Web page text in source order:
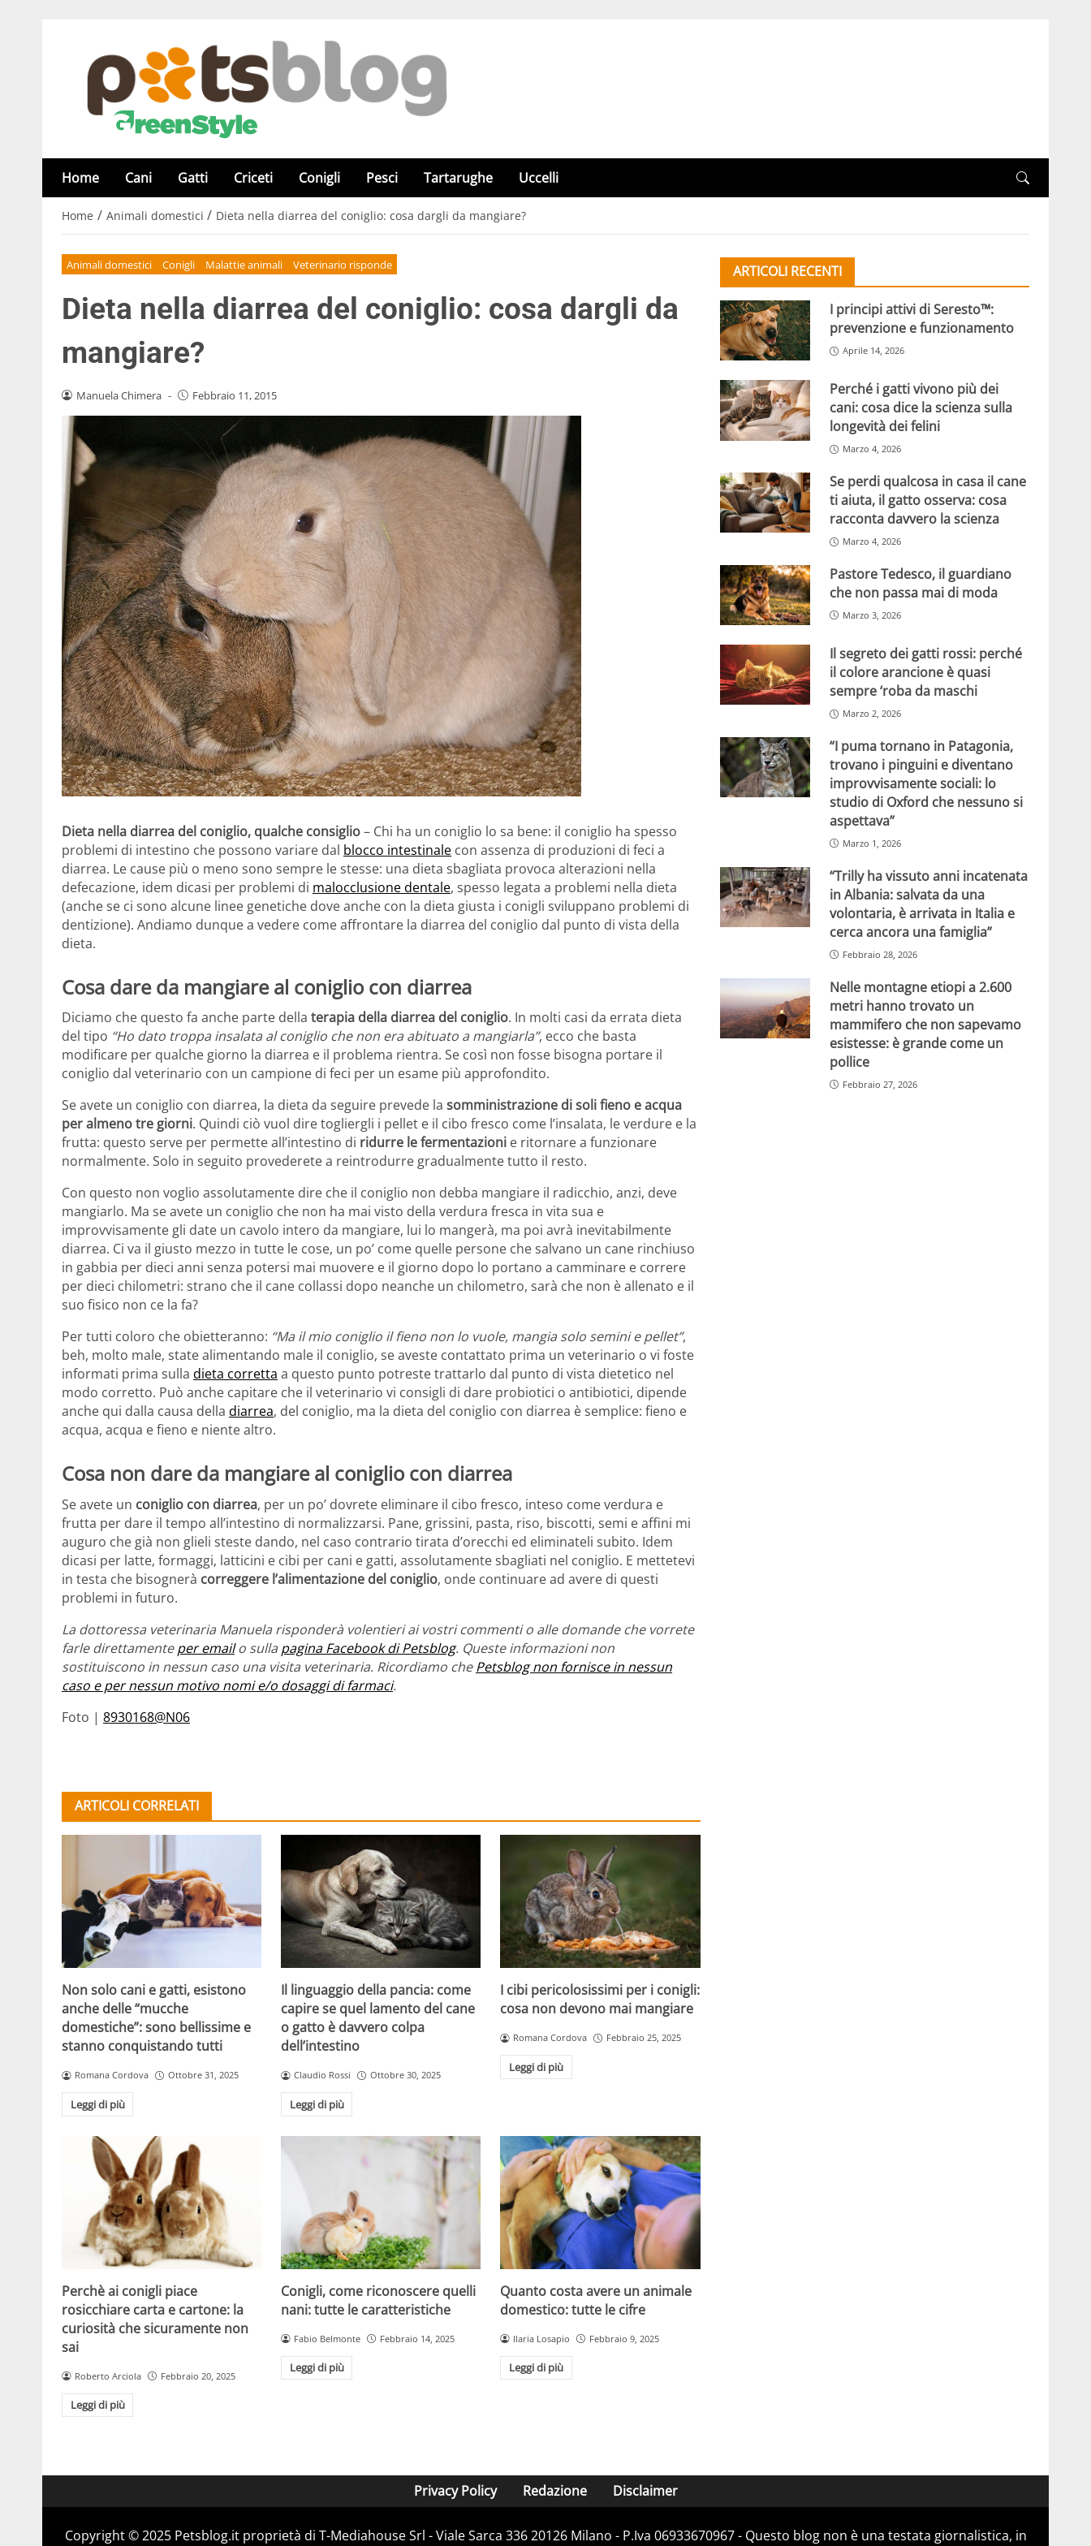
Home Cani Gatti Criceti Conigli Pesci Tartarughe Uccelli
Home / Animali domestici / Dieta nella diarrea del coniglio: cosa dargli da mangiare?
Animali domestici Conigli Malattie animali Veterinario risponde
Dieta nella diarrea del coniglio: cosa dargli da
mangiare?
Manuela Chimera - Febbraio 11, 2015
Dieta nella diarrea del coniglio, qualche consiglio– Chi ha un coniglio lo sa bene: il coniglio ha spesso
problemi di intestino che possono variare dal blocco intestinale con assenza di produzioni di feci a
diarrea. Le cause più o meno sono sempre le stesse: una dieta sbagliata provoca alterazioni nella
defecazione, idem dicasi per problemi di malocclusione dentale, spesso legata a problemi nella dieta
(anche se ci sono alcune linee genetiche dove anche con la dieta giusta i conigli sviluppano problemi di
dentizione). Andiamo dunque a vedere come affrontare la diarrea del coniglio dal punto di vista della
dieta.
Cosa dare da mangiare al coniglio con diarrea
Diciamo che questo fa anche parte della terapia della diarrea del coniglio. In molti casi da errata dieta
del tipo “Ho dato troppa insalata al coniglio che non era abituato a mangiarla”, ecco che basta
modificare per qualche giorno la diarrea e il problema rientra. Se così non fosse bisogna portare il
coniglio dal veterinario con un campione di feci per un esame più approfondito.
Se avete un coniglio con diarrea, la dieta da seguire prevede la somministrazione di soli fieno e acqua
per almeno tre giorni. Quindi ciò vuol dire togliergli i pellet e il cibo fresco come l’insalata, le verdure e la
frutta: questo serve per permette all’intestino di ridurre le fermentazioni e ritornare a funzionare
normalmente. Solo in seguito provederete a reintrodurre gradualmente tutto il resto.
Con questo non voglio assolutamente dire che il coniglio non debba mangiare il radicchio, anzi, deve
mangiarlo. Ma se avete un coniglio che non ha mai visto della verdura fresca in vita sua e
improvvisamente gli date un cavolo intero da mangiare, lui lo mangerà, ma poi avrà inevitabilmente
diarrea. Ci va il giusto mezzo in tutte le cose, un po’ come quelle persone che salvano un cane rinchiuso
in gabbia per dieci anni senza potersi mai muovere e il giorno dopo lo portano a camminare e correre
per dieci chilometri: strano che il cane collassi dopo neanche un chilometro, sarà che non è allenato e il
suo fisico non ce la fa?
Per tutti coloro che obietteranno: “Ma il mio coniglio il fieno non lo vuole, mangia solo semini e pellet”,
beh, molto male, state alimentando male il coniglio, se aveste contattato prima un veterinario o vi foste
informati prima sulla dieta corretta a questo punto potreste trattarlo dal punto di vista dietetico nel
modo corretto. Può anche capitare che il veterinario vi consigli di dare probiotici o antibiotici, dipende
anche qui dalla causa della diarrea, del coniglio, ma la dieta del coniglio con diarrea è semplice: fieno e
acqua, acqua e fieno e niente altro.
Cosa non dare da mangiare al coniglio con diarrea
Se avete un coniglio con diarrea, per un po’ dovrete eliminare il cibo fresco, inteso come verdura e
frutta per dare il tempo all’intestino di normalizzarsi. Pane, grissini, pasta, riso, biscotti, semi e affini mi
auguro che già non glieli steste dando, nel caso contrario tirata d’orecchi ed eliminateli subito. Idem
dicasi per latte, formaggi, latticini e cibi per cani e gatti, assolutamente sbagliati nel coniglio. E mettetevi
in testa che bisognerà correggere l’alimentazione del coniglio, onde continuare ad avere di questi
problemi in futuro.
La dottoressa veterinaria Manuela risponderà volentieri ai vostri commenti o alle domande che vorrete
farle direttamenteper emailo sulla pagina Facebook di Petsblog. Queste informazioni non
sostituiscono in nessun caso una visita veterinaria. Ricordiamo chePetsblog non fornisce in nessun
caso e per nessun motivo nomi e/o dosaggi di farmaci.
Foto | 8930168@N06
ARTICOLI CORRELATI
Non solo cani e gatti, esistono
anche delle “mucche
domestiche”: sono bellissime e
stanno conquistando tutti
Romana Cordova Ottobre 31, 2025
Leggi di più
Il linguaggio della pancia: come
capire se quel lamento del cane
o gatto è davvero colpa
dell’intestino
Claudio Rossi Ottobre 30, 2025
Leggi di più
I cibi pericolosissimi per i conigli:
cosa non devono mai mangiare
Romana Cordova Febbraio 25, 2025
Leggi di più
Perchè ai conigli piace
rosicchiare carta e cartone: la
curiosità che sicuramente non
sai
Roberto Arciola Febbraio 20, 2025
Leggi di più
Conigli, come riconoscere quelli
nani: tutte le caratteristiche
Fabio Belmonte Febbraio 14, 2025
Leggi di più
Quanto costa avere un animale
domestico: tutte le cifre
Ilaria Losapio Febbraio 9, 2025
Leggi di più
ARTICOLI RECENTI
I principi attivi di Seresto™:
prevenzione e funzionamento
Aprile 14, 2026
Perché i gatti vivono più dei
cani: cosa dice la scienza sulla
longevità dei felini
Marzo 4, 2026
Se perdi qualcosa in casa il cane
ti aiuta, il gatto osserva: cosa
racconta davvero la scienza
Marzo 4, 2026
Pastore Tedesco, il guardiano
che non passa mai di moda
Marzo 3, 2026
Il segreto dei gatti rossi: perché
il colore arancione è quasi
sempre ‘roba da maschi
Marzo 2, 2026
“I puma tornano in Patagonia,
trovano i pinguini e diventano
improvvisamente sociali: lo
studio di Oxford che nessuno si
aspettava”
Marzo 1, 2026
“Trilly ha vissuto anni incatenata
in Albania: salvata da una
volontaria, è arrivata in Italia e
cerca ancora una famiglia”
Febbraio 28, 2026
Nelle montagne etiopi a 2.600
metri hanno trovato un
mammifero che non sapevamo
esistesse: è grande come un
pollice
Febbraio 27, 2026
Privacy Policy Redazione Disclaimer
Copyright © 2025 Petsblog.it proprietà di T-Mediahouse Srl - Viale Sarca 336 20126 Milano - P.Iva 06933670967 - Questo blog non è una testata giornalistica, in